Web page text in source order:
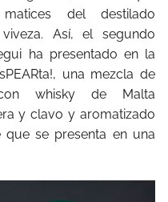
del destilado
Así, el segundo
ha presentado en la
una mezcla de
whisky de Malta
y clavo y aromatizado
se presenta en una